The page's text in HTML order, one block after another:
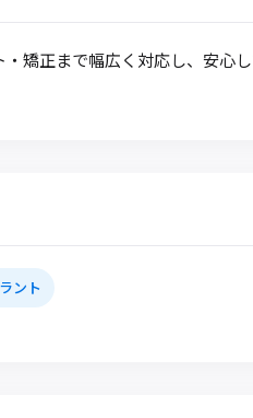
矯正まで幅広く対応し、安心
ント